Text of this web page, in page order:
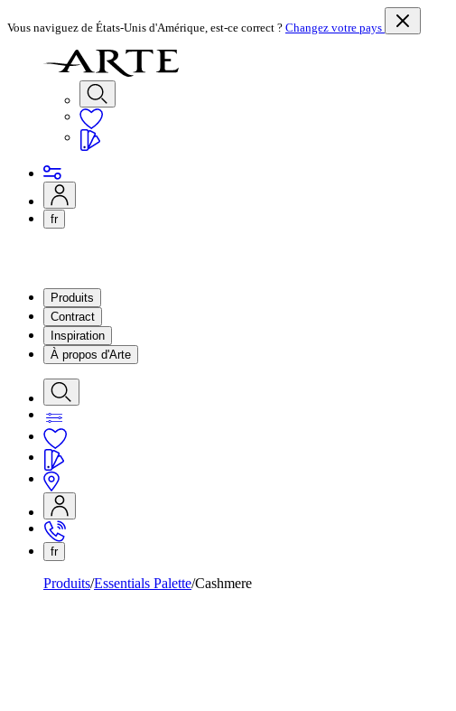
Vous naviguez de États-Unis d'Amérique, est-ce correct ? Changez votre pays
fr
Produits
Contract
Inspiration
À propos d'Arte
fr
Produits Essentials Palette Cashmere